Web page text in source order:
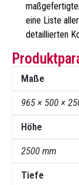
eine Liste
detaillierten
Maße
965 × 500 ×
Höhe
2500 mm
Tiefe